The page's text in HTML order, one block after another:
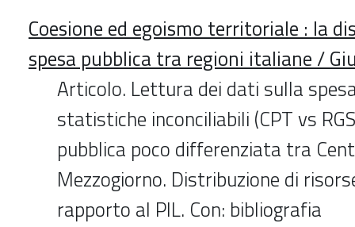
Coesione ed egoismo territoriale : la
spesa pubblica tra regioni italiane /
Articolo. Lettura dei dati sulla
statistiche inconciliabili (CPT vs
pubblica poco differenziata tra
Mezzogiorno. Distribuzione di
rapporto al PIL. Con: bibliografia